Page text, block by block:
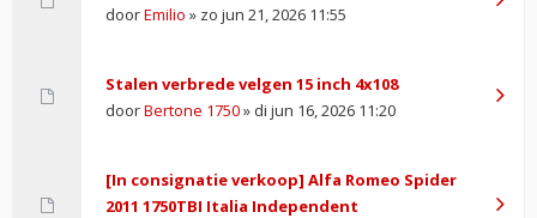
doorEmilio » zo jun 21, 2026 11:55
Stalen verbrede velgen 15 inch 4x108
doorBertone 1750» di jun 16, 2026 11:20
[In consignatie verkoop] Alfa Romeo Spider
2011 1750TBI Italia Independent